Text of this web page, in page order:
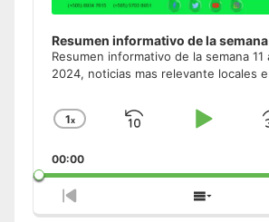
Resumen informativo de la semana
Resumen informativo de la semana 11
2024, noticias mas relevante locales
Change
Rate
1x
Skip
Play
00:00
Previous
Show